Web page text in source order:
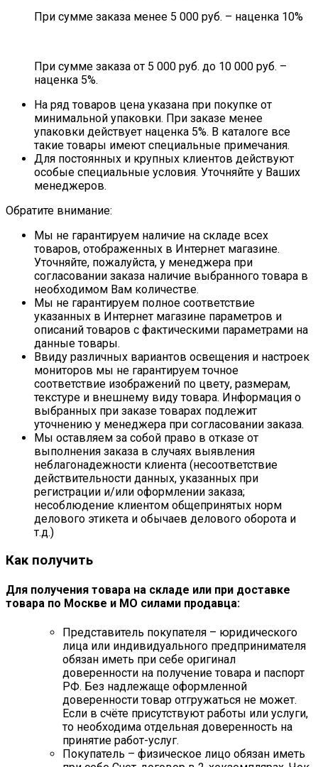
При сумме заказа менее 5 000 руб. – наценка 10%
При сумме заказа от 5 000 руб. до 10 000 руб. –
наценка 5%.
На ряд товаров цена указана при покупке от
минимальной упаковки. При заказе менее
упаковки действует наценка 5%. В каталоге все
такие товары имеют специальные примечания.
Для постоянных и крупных клиентов действуют
особые специальные условия. Уточняйте у Ваших
менеджеров.
Обратите внимание:
Мы не гарантируем наличие на складе всех
товаров, отображенных в Интернет магазине.
Уточняйте, пожалуйста, у менеджера при
согласовании заказа наличие выбранного товара в
необходимом Вам количестве.
Мы не гарантируем полное соответствие
указанных в Интернет магазине параметров и
описаний товаров с фактическими параметрами на
данные товары.
Ввиду различных вариантов освещения и настроек
мониторов мы не гарантируем точное
соответствие изображений по цвету, размерам,
текстуре и внешнему виду товара. Информация о
выбранных при заказе товарах подлежит
уточнению у менеджера при согласовании заказа.
Мы оставляем за собой право в отказе от
выполнения заказа в случаях выявления
неблагонадежности клиента (несоответствие
действительности данных, указанных при
регистрации и/или оформлении заказа;
несоблюдение клиентом общепринятых норм
делового этикета и обычаев делового оборота и
т.д.)
Как получить
Для получения товара на складе или при доставке
товара по Москве и МО силами продавца:
Представитель покупателя – юридического
лица или индивидуального предпринимателя
обязан иметь при себе оригинал
доверенности на получение товара и паспорт
РФ. Без надлежаще оформленной
доверенности товар отгружаться не может.
Если в счёте присутствуют работы или услуги,
то необходима отдельная доверенность на
принятие работ-услуг.
Покупатель – физическое лицо обязан иметь